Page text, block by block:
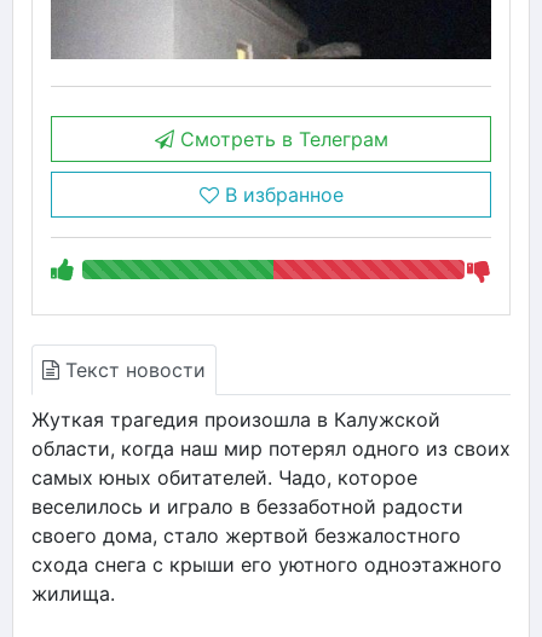
Смотреть в Телеграм
В избранное
Текст новости
Жуткая трагедия произошла в Калужской
области, когда наш мир потерял одного из своих
самых юных обитателей. Чадо, которое
веселилось и играло в беззаботной радости
своего дома, стало жертвой безжалостного
схода снега с крыши его уютного одноэтажного
жилища.